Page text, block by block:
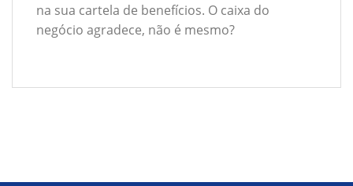
na sua cartela de benefícios. O caixa do
negócio agradece, não é mesmo?